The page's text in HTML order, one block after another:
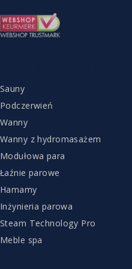
Sauny
Podczerwień
Wanny
Wanny z hydromasażem
Modułowa para
Łaźnie parowe
Hamamy
Inżynieria parowa
Steam Technology Pro
Meble spa